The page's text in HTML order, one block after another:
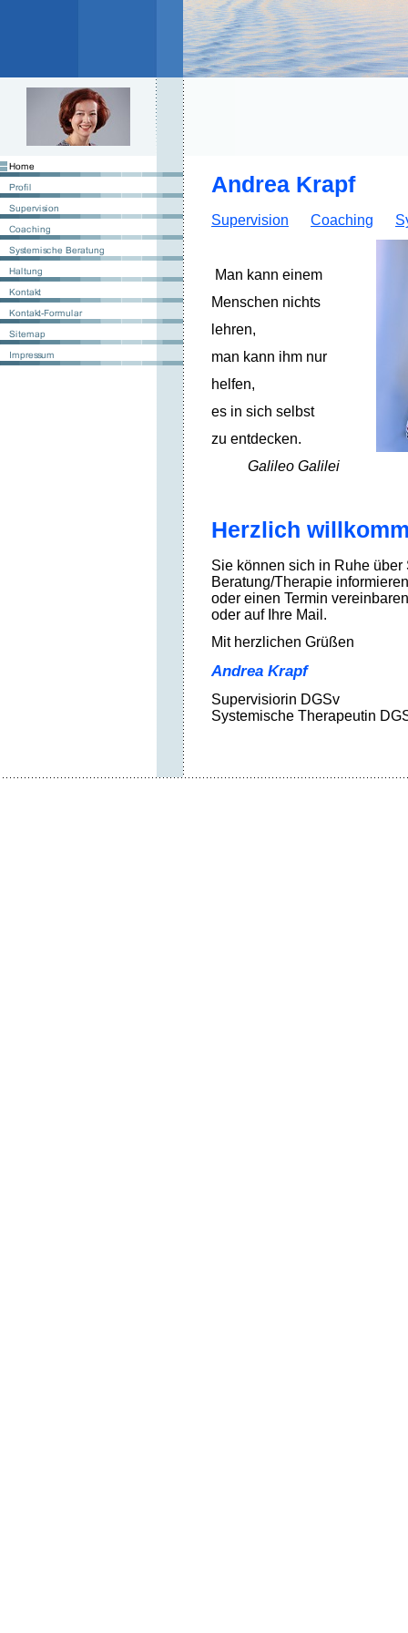
Andrea Krapf
Supervision Coaching
Man kann einem
Menschen nichts
lehren,
man kann ihm nur
helfen,
es in sich selbst
zu entdecken.
Galileo Galilei
Herzlich
Sie können sich in Ruhe
Beratung/Therapie
oder einen Termin
oder auf Ihre Mail.
Mit herzlichen Grüßen
Andrea Krapf
Supervisiorin DGSv
Systemische Therapeutin